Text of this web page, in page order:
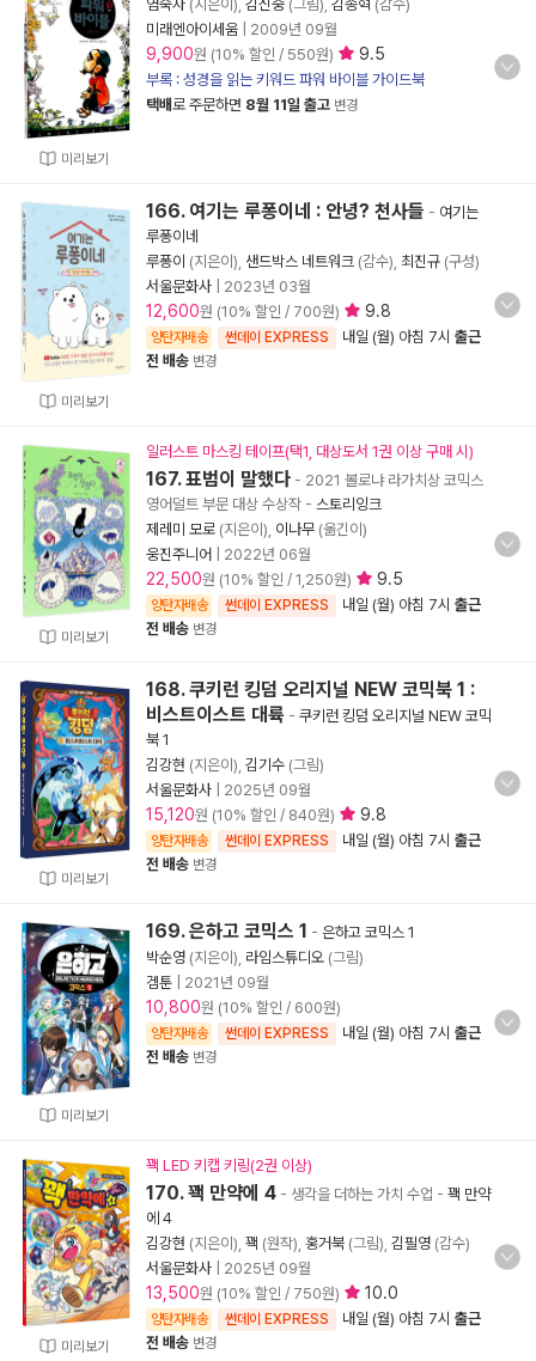
미리보기
염숙자 (지은이), 김신중 (그림), 김종혁 (감수)
미래엔아이세움
2009년 09월
9,900원 (10% 할인 / 550원) 9.5
부록 : 성경을 읽는 키워드 파워 바이블 가이드북
택배로 주문하면 8월 11일 출고 변경
미리보기
166. 여기는 루퐁이네 : 안녕? 천사들 - 여기는
루퐁이네
루퐁이 (지은이), 샌드박스 네트워크 (감수), 최진규 (구성)
서울문화사
2023년 03월
12,600원 (10% 할인 / 700원) 9.8
양탄자배송 썬데이 EXPRESS 내일 (월) 아침 7시 출근
전 배송 변경
미리보기
일러스트 마스킹 테이프(택1, 대상도서 1권 이상 구매 시)
167. 표범이 말했다 - 2021 볼로냐 라가치상 코믹스
영어덜트 부문 대상 수상작 - 스토리잉크
제레미 모로 (지은이), 이나무 (옮긴이)
웅진주니어
2022년 06월
22,500원 (10% 할인 / 1,250원) 9.5
양탄자배송 썬데이 EXPRESS 내일 (월) 아침 7시 출근
전 배송 변경
미리보기
168. 쿠키런 킹덤 오리지널 NEW 코믹북 1 :
비스트이스트 대륙 - 쿠키런 킹덤 오리지널 NEW 코믹
북 1
김강현 (지은이), 김기수 (그림)
서울문화사
2025년 09월
15,120원 (10% 할인 / 840원) 9.8
양탄자배송 썬데이 EXPRESS 내일 (월) 아침 7시 출근
전 배송 변경
미리보기
169. 은하고 코믹스 1 - 은하고 코믹스 1
박순영 (지은이), 라임스튜디오 (그림)
겜툰
2021년 09월
10,800원 (10% 할인 / 600원)
양탄자배송 썬데이 EXPRESS 내일 (월) 아침 7시 출근
전 배송 변경
미리보기
꽥 LED 키캡 키링(2권 이상)
170. 꽥 만약에 4 - 생각을 더하는 가치 수업 - 꽥 만약
에 4
김강현 (지은이), 꽥 (원작), 홍거북 (그림), 김필영 (감수)
서울문화사
2025년 09월
13,500원 (10% 할인 / 750원) 10.0
양탄자배송 썬데이 EXPRESS 내일 (월) 아침 7시 출근
전 배송 변경